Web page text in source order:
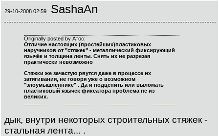
29-10-2008 02:59 SashaAn
Originally posted by Атос:
Отличие настоящих (простейших)пластиковых
наручников от "стяжек" - металлический фиксирующий
язычёк и толщина ленты. Снять их не разрезая
практически невозможно
Стяжки же зачастую рвутся даже в процессе их
затягивания, не говоря уже о возможном
"злоумышленнике" . Да и подцепить или выломать
пластиковый язычёк фиксатора проблема не из
великих.
дык, внутри некоторых строительных стяжек -
стальная лента... .